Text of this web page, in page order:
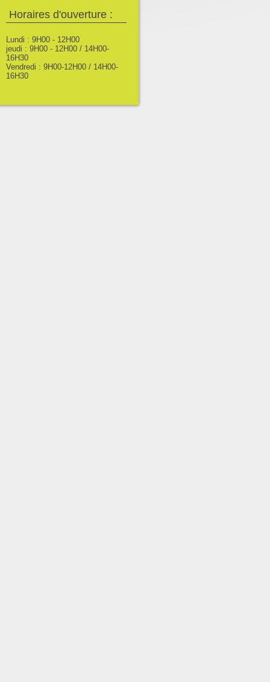
Horaires d'ouverture :
Lundi : 9H00 - 12H00
jeudi : 9H00 - 12H00 / 14H00-
16H30
Vendredi : 9H00-12H00 / 14H00-
16H30